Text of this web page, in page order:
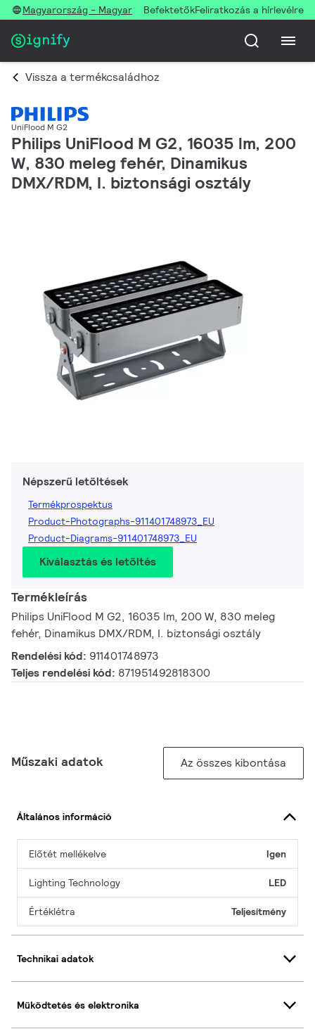
Magyarország - Magyar BefektetőkFeliratkozás a hírlevélre
Vissza a termékcsaládhoz
UniFlood M G2
Philips UniFlood M G2, 16035 lm, 200
W, 830 meleg fehér, Dinamikus
DMX/RDM, I. biztonsági osztály
Népszerű letöltések
Termékprospektus
Product-Photographs-911401748973_EU
Product-Diagrams-911401748973_EU
Kiválasztás és letöltés
Termékleírás
Philips UniFlood M G2, 16035 lm, 200 W, 830 meleg
fehér, Dinamikus DMX/RDM, I. biztonsági osztály
Rendelési kód: 911401748973
Teljes rendelési kód: 871951492818300
Műszaki adatok Az összes kibontása
Általános információ
Előtét mellékelve Igen
Lighting Technology LED
Értéklétra Teljesítmény
Technikai adatok
Működtetés és elektronika